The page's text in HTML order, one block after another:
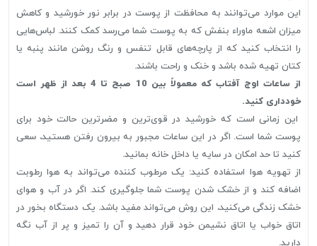
این موارد می‌توانند به محافظت از پوست در برابر نور خورشید و کاهش
میزان اشعه ماوراء بنفش که به پوست شما می‌رسد کمک کنند. لباس‌هایی
را انتخاب کنید که از پارچه‌های قابل تنفس و رنگ روشن مانند پنبه یا
کتان تهیه شده باشد و خنک و راحت باشند.
از ساعات اوج آفتاب که معمولاً بین 10 صبح تا 4 بعد از ظهر است
خودداری کنید.
این زمانی است که خورشید در قوی‌ترین و مضرترین حالت خود برای
پوست شما است. اگر در این ساعات مجبور به بیرون رفتن هستید، سعی
کنید تا حد امکان در سایه یا داخل خانه بمانید.
از تهویه هوا استفاده کنید: یک مرطوب کننده می‌تواند به هوا رطوبت
اضافه کند و از خشک شدن پوست شما جلوگیری کند. اگر در آب و هوای
خشک زندگی می‌کنید، این روش می‌تواند مفید باشد. یک دستگاه بخور در
اتاق خواب یا اتاق نشیمن خود قرار دهید و آن را تمیز و پر از آب نگه
دارید.